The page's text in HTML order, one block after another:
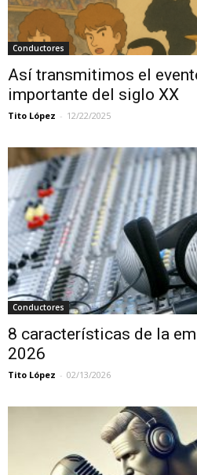
Conductores
Así transmitimos el
importante del siglo XX
Tito López - 12/22/2025
Conductores
8 características de la
2026
Tito López - 02/13/2026